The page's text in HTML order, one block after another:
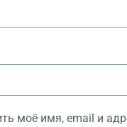
моё имя, email и